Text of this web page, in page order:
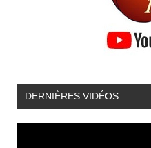
DERNIÈRES VIDÉOS